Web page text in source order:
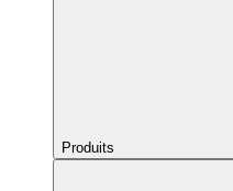
Produits